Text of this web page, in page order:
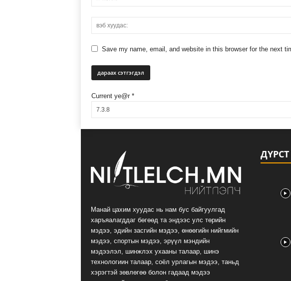
Save my name, email, and website in this browser for the next
Current ye@r *
Манай цахим хуудас нь нам бус байгуулгад
харъяалагддаг бөгөөд та эндээс улс төрийн
мэдээ, эдийн засгийн мэдээ, өнөөгийн нийгмийн
мэдээ, спортын мэдээ, эрүүл мэндийн
мэдээлэл, шинжлэх ухааны талаар, шинэ
технологиин талаар, соёл урлагын мэдээ, таньд
хэрэгтэй зөвлөгөө болон гадаад мэдээ